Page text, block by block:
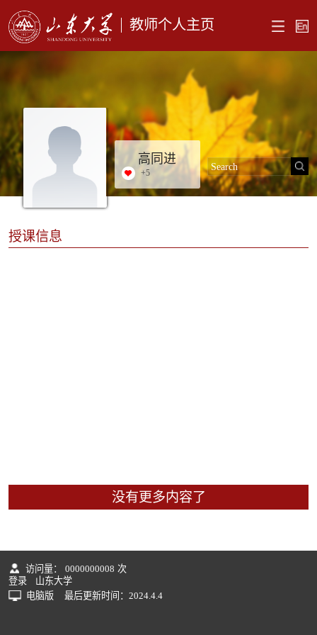
教师个人主页
高同进
+5
授课信息
没有更多内容了
访问量： 0000000008 次
登录
山东大学
电脑版
最后更新时间： 2024. 4. 4